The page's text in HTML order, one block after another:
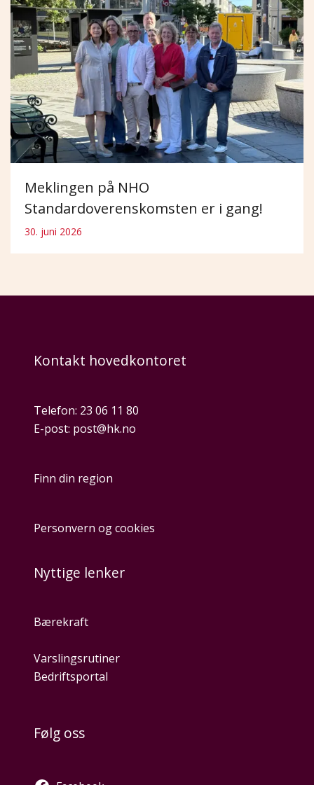
Meklingen på NHO
Standardoverenskomsten er i gang!
30. juni 2026
Kontakt hovedkontoret
Telefon: 23 06 11 80
E-post: post@hk.no
Finn din region
Personvern og cookies
Nyttige lenker
Bærekraft
Varslingsrutiner
Bedriftsportal
Følg oss